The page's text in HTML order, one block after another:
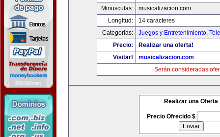
Minusculas:
musicalizacion.com
Longitud:
14 caracteres
Categorias:
Juegos y Entretenimiento,
Precio:
Realizar una oferta!
Visitar!
musicalizacion.com
Serán consideradas
Realizar una Oferta
Precio Ofrecido $